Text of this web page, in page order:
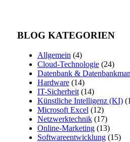
BLOG KATEGORIEN
Allgemein (4)
Cloud-Technologie(24)
Datenbank &
Hardware(14)
IT-Sicherheit(14)
Künstliche Intelligenz (KI)
Microsoft Excel (12)
Netzwerktechnik(17)
Online-Marketing(13)
Softwareentwicklung(15)